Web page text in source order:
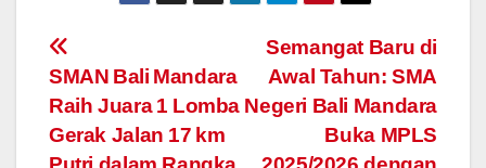
Navigasi
pos
Semangat Baru di
Awal Tahun: SMA
Negeri Bali Mandara
Buka MPLS
SMAN Bali Mandara
Raih Juara 1 Lomba
Gerak Jalan 17 km